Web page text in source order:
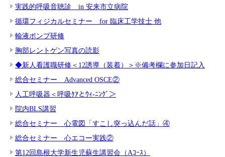
実践的呼吸音聴診 in 安来市立病院
循環フィジカルセミナー for 臨床工学技士 他
輸液ポンプ研修
胸部レントゲン写真の読影
◆新人看護職研修＜12誘導（装着）＞※備考欄に参加日記入
総合セミナー Advanced OSCE②
人工呼吸器＜呼吸ｹｱとｳｨ-ﾆﾝｸﾞ＞
院内BLS講習
総合セミナー 心電図「すこし突っ込んだ話」④
総合セミナー 心エコー実践②
第12回島根大学新生児蘇生講習会（Aｺｰｽ）